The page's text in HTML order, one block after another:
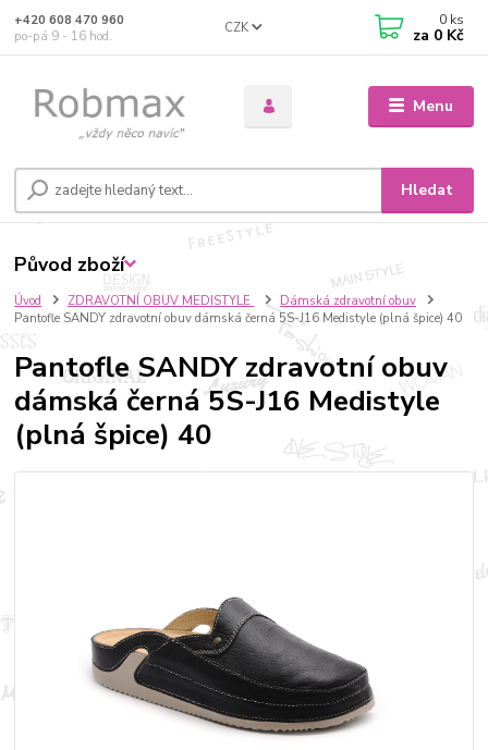
Menu
CZK
Hledat
+420 608 470 960
po-pá 9 - 16 hod.
0 ks
za 0 Kč
Úvod ZDRAVOTNÍ OBUV MEDISTYLE
Dámská zdravotní obuv
Pantofle SANDY zdravotní obuv dámská černá 5S-J16 Medistyle (plná špice) 40
Pantofle SANDY zdravotní obuv
dámská černá 5S-J16 Medistyle
(plná špice) 40
Původ zboží